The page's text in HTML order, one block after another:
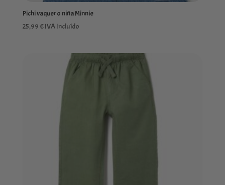
Pichi vaquero niña Minnie
25,99€IVA Incluído